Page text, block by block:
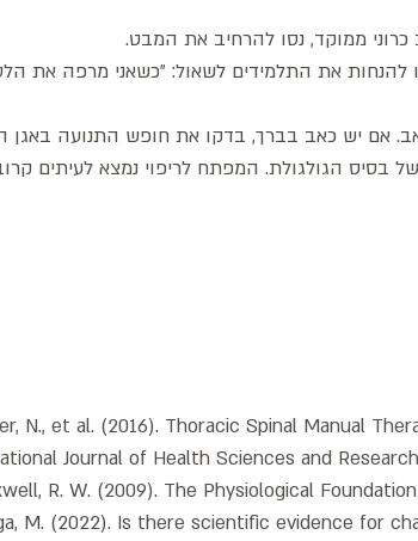
ממוקד, נסו להרחיב את המבט.
להנחות את התלמידים לשאול: "כשאני מרפה את
אם יש כאב בברך, בדקו את חופש התנועה באגן
בסיס הגולגולת. המפתח לריפוי נמצא לעיתים
N., et al. (2016). Thoracic Spinal Manual
Journal of Health Sciences and
R. W. (2009). The Physiological
M. (2022). Is there scientific evidence for